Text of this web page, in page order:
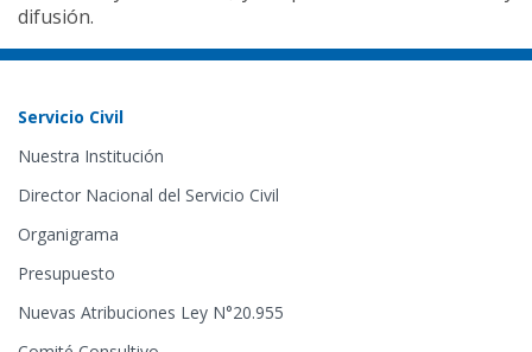
difusión.
Servicio Civil
Nuestra Institución
Director Nacional del Servicio Civil
Organigrama
Presupuesto
Nuevas Atribuciones Ley N°20.955